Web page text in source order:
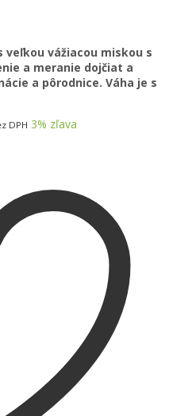
vážiacou miskou s
a meranie dojčiat a
a pôrodnice. Váha je s
DPH 3% zľava